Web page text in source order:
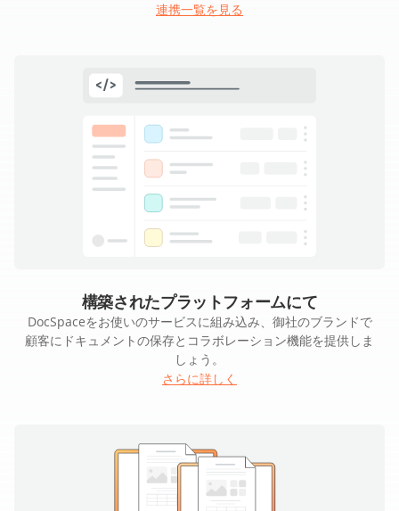
連携一覧を見る
構築されたプラットフォームにて
DocSpaceをお使いのサービスに組み込み、御社のブランドで
顧客にドキュメントの保存とコラボレーション機能を提供しま
しょう。
さらに詳しく